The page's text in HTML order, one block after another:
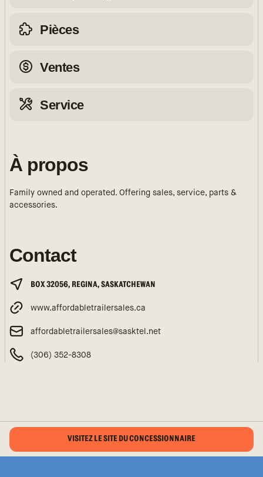
Pièces
Ventes
Service
À propos
Family owned and operated. Offering sales, service, parts &
accessories.
Contact
BOX 32056, REGINA, SASKATCHEWAN
www.affordabletrailersales.ca
affordabletrailersales@sasktel.net
(306) 352-8308
VISITEZ LE SITE DU CONCESSIONNAIRE